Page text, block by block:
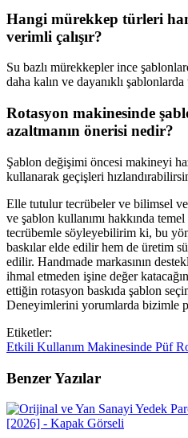
Hangi mürekkep türleri
verimli çalışır?
Su bazlı mürekkepler ince
daha kalın ve dayanıklı
Rotasyon makinesinde
azaltmanın önerisi nedir?
Şablon değişimi öncesi makineyi
kullanarak geçişleri
Elle tutulur tecrübeler ve bilimsel
ve şablon kullanımı hakkında
tecrübemle söyleyebilirim ki, bu
baskılar elde edilir hem de üretim
edilir. Handmade markasının
ihmal etmeden işine değer
ettiğin rotasyon baskıda şablon
Deneyimlerini yorumlarda bizimle
Etiketler:
Etkili Kullanım Makinesinde Püf
Benzer Yazılar